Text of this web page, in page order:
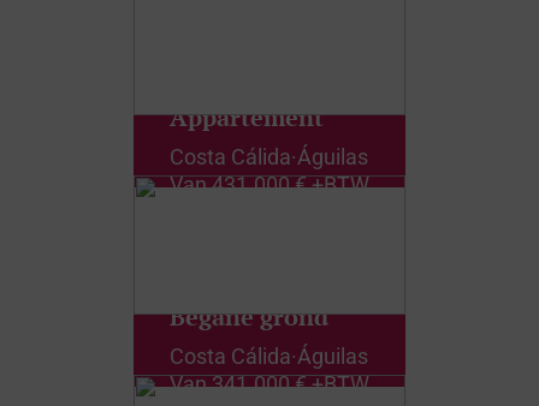
Appartement
Costa Cálida·Águilas
Van431.000 € +BTW
Begane grond
Costa Cálida·Águilas
Van341.000 € +BTW